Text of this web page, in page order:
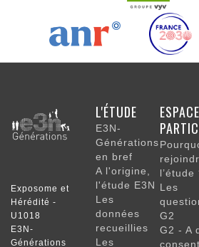
NAVIGATION
PRINCIPALE
L'ÉTUDE
E3N-
Générations
en bref
A l'origine,
l'étude E3N
Les
données
recueillies
Les
ESPACE
l’étude
Les
G2
G2 - A
Exposome et
Hérédité -
U1018
E3N-
Générations